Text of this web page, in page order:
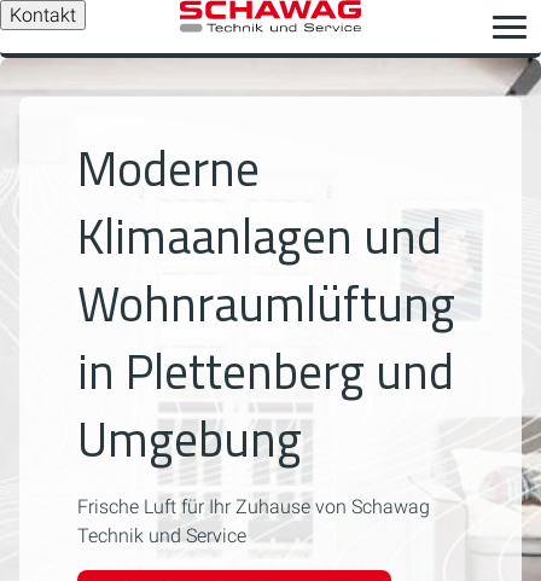
Kontakt
Moderne
Klimaanlagen und
Wohnraumlüftung
in Plettenberg und
Umgebung
Frische Luft für Ihr Zuhause von Schawag
Technik und Service